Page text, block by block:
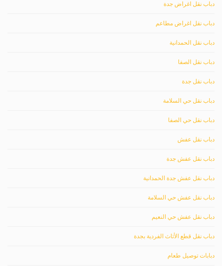
دباب نقل اغراض جدة
دباب نقل اغراض مطاعم
دباب نقل الحمدانية
دباب نقل الصفا
دباب نقل جدة
دباب نقل حي السلامة
دباب نقل حي الصفا
دباب نقل عفش
دباب نقل عفش جدة
دباب نقل عفش جدة الحمدانية
دباب نقل عفش حي السلامة
دباب نقل عفش حي النعيم
دباب نقل قطع الأثاث الفردية بجدة
دبابات توصيل طعام